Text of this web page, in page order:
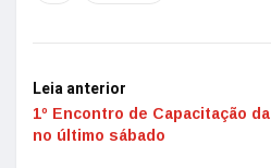
Leia anterior
1º Encontro de Capacitação
no último sábado